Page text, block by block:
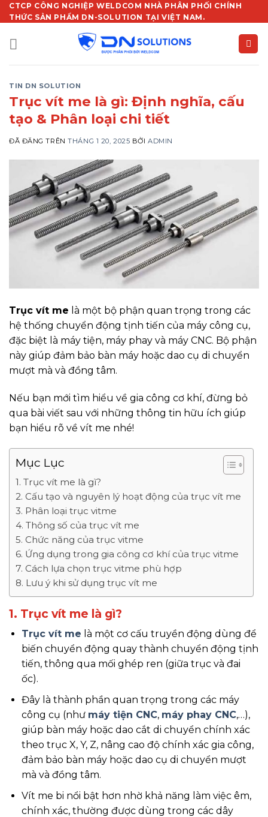
Chuyển
đến
nội
dung
CTCP CÔNG NGHIỆP WELDCOM NHÀ PHÂN PHỐI CHÍNH
THỨC SẢN PHẨM DN-SOLUTION TẠI VIỆT NAM.
TIN DN SOLUTION
Trục vít me là gì: Định nghĩa, cấu
tạo & Phân loại chi tiết
ĐÃ ĐĂNG TRÊNTHÁNG 1 20, 2025 BỞIADMIN
Trục vít me là một bộ phận quan trọng trong các
hệ thống chuyển động tịnh tiến của máy công cụ,
đặc biệt là máy tiện, máy phay và máy CNC. Bộ phận
này giúp đảm bảo bàn máy hoặc dao cụ di chuyển
mượt mà và đồng tâm.
Nếu bạn mới tìm hiểu về gia công cơ khí, đừng bỏ
qua bài viết sau với những thông tin hữu ích giúp
bạn hiểu rõ về vít me nhé!
Mục Lục
1. Trục vít me là gì?
2. Cấu tạo và nguyên lý hoạt động của trục vít me
3. Phân loại trục vitme
4. Thông số của trục vít me
5. Chức năng của trục vitme
6. Ứng dụng trong gia công cơ khí của trục vitme
7. Cách lựa chọn trục vitme phù hợp
8. Lưu ý khi sử dụng trục vít me
1. Trục vít me là gì?
Trục vít me là một cơ cấu truyền động dùng để
biến chuyển động quay thành chuyển động tịnh
tiến, thông qua mối ghép ren (giữa trục và đai
ốc).
Đây là thành phần quan trọng trong các máy
công cụ (như máy tiện CNC, máy phay CNC,…),
giúp bàn máy hoặc dao cắt di chuyển chính xác
theo trục X, Y, Z, nâng cao độ chính xác gia công,
đảm bảo bàn máy hoặc dao cụ di chuyển mượt
mà và đồng tâm.
Vít me bi nổi bật hơn nhờ khả năng làm việc êm,
chính xác, thường được dùng trong các dây